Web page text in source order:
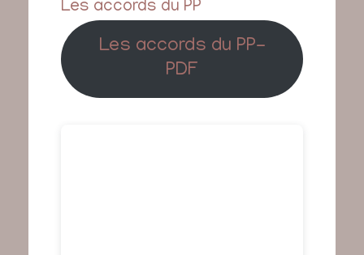
Les accords du PP
Les accords du PP-
PDF